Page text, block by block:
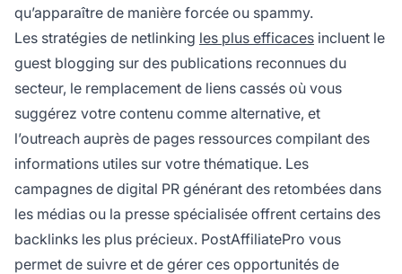
qu’apparaître de manière forcée ou spammy.
Les stratégies de netlinking les plus efficaces incluent le
guest blogging sur des publications reconnues du
secteur, le remplacement de liens cassés où vous
suggérez votre contenu comme alternative, et
l’outreach auprès de pages ressources compilant des
informations utiles sur votre thématique. Les
campagnes de digital PR générant des retombées dans
les médias ou la presse spécialisée offrent certains des
backlinks les plus précieux. PostAffiliatePro vous
permet de suivre et de gérer ces opportunités de